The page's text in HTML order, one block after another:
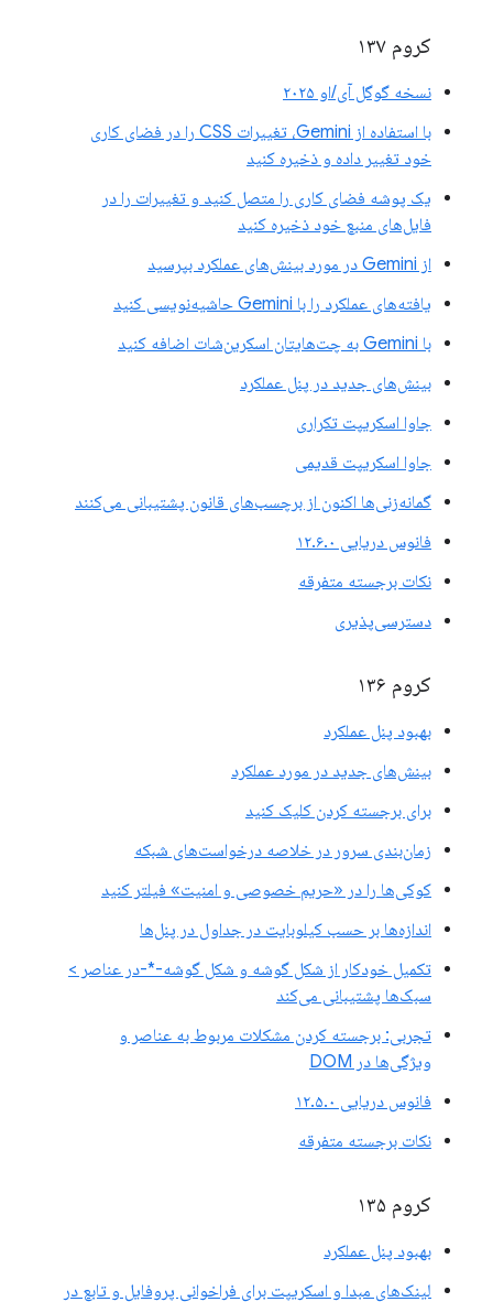
کروم ۱۳۷
نسخه گوگل آی/او ۲۰۲۵
با استفاده از Gemini، تغییرات CSS را در فضای کاری
خود تغییر داده و ذخیره کنید
یک پوشه فضای کاری را متصل کنید و تغییرات را در
فایل‌های منبع خود ذخیره کنید
از Gemini در مورد بینش‌های عملکرد بپرسید
یافته‌های عملکرد را با Gemini حاشیه‌نویسی کنید
با Gemini به چت‌هایتان اسکرین‌شات اضافه کنید
بینش‌های جدید در پنل عملکرد
جاوا اسکریپت تکراری
جاوا اسکریپت قدیمی
گمانه‌زنی‌ها اکنون از برچسب‌های قانون پشتیبانی می‌کنند
فانوس دریایی ۱۲.۶.۰
نکات برجسته متفرقه
دسترسی‌پذیری
کروم ۱۳۶
بهبود پنل عملکرد
بینش‌های جدید در مورد عملکرد
برای برجسته کردن کلیک کنید
زمان‌بندی سرور در خلاصه درخواست‌های شبکه
کوکی‌ها را در «حریم خصوصی و امنیت» فیلتر کنید
اندازه‌ها بر حسب کیلوبایت در جداول در پنل‌ها
تکمیل خودکار از شکل گوشه و شکل گوشه-*-در عناصر >
سبک‌ها پشتیبانی می‌کند
تجربی: برجسته کردن مشکلات مربوط به عناصر و
ویژگی‌ها در DOM
فانوس دریایی ۱۲.۵.۰
نکات برجسته متفرقه
کروم ۱۳۵
بهبود پنل عملکرد
لینک‌های مبدا و اسکریپت برای فراخوانی پروفایل و تابع در